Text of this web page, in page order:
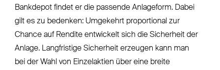
Bankdepot findet er die passende Anlageform. Dabei
gilt es zu bedenken: Umgekehrt proportional zur
Chance auf Rendite entwickelt sich die Sicherheit der
Anlage. Langfristige Sicherheit erzeugen kann man
bei der Wahl von Einzelaktien über eine breite